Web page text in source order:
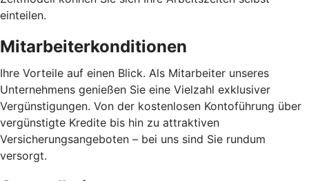
einteilen.
Mitarbeiterkonditionen
Ihre Vorteile auf einen Blick. Als Mitarbeiter unseres
Unternehmens genießen Sie eine Vielzahl exklusiver
Vergünstigungen. Von der kostenlosen Kontoführung über
vergünstigte Kredite bis hin zu attraktiven
Versicherungsangeboten – bei uns sind Sie rundum
versorgt.